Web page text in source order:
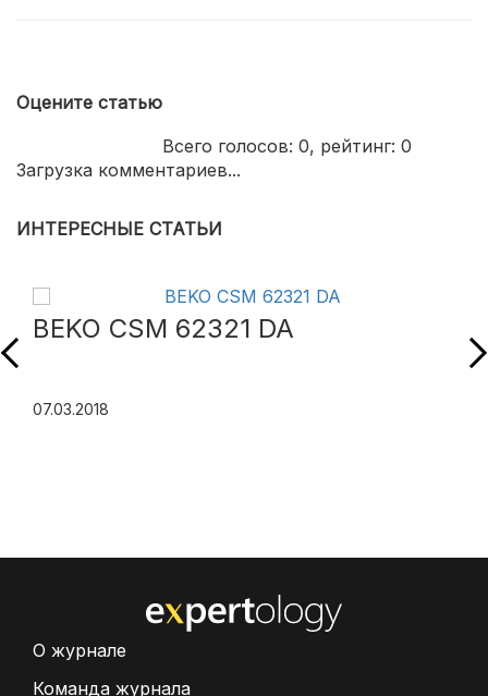
Оцените статью
Всего голосов: 0, рейтинг: 0
Загрузка комментариев...
ИНТЕРЕСНЫЕ СТАТЬИ
BEKO CSM 62321 DA
07.03.2018
О журнале
Команда журнала